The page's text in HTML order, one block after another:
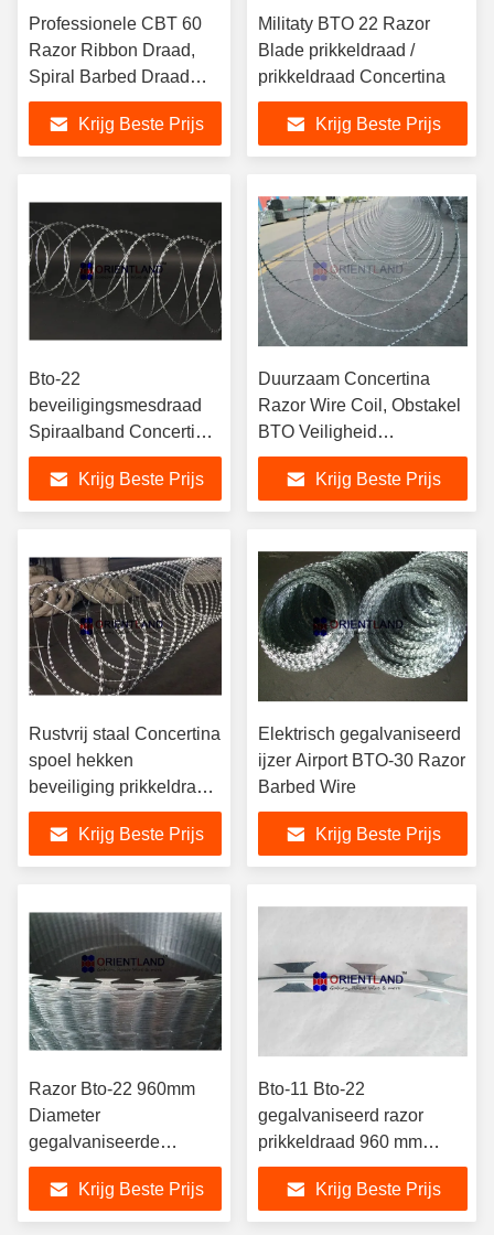
Professionele CBT 60
Razor Ribbon Draad,
Spiral Barbed Draad
hek Gratis Proef
Krijg Beste Prijs
Militaty BTO 22 Razor
Blade prikkeldraad /
prikkeldraad Concertina
Krijg Beste Prijs
Bto-22
beveiligingsmesdraad
Spiraalband Concertina
warm gedompeld
Krijg Beste Prijs
Duurzaam Concertina
Razor Wire Coil, Obstakel
BTO Veiligheid
prikkeldraad hek
Krijg Beste Prijs
Rustvrij staal Concertina
spoel hekken
beveiliging prikkeldraad
54-56lussen
Krijg Beste Prijs
Elektrisch gegalvaniseerd
ijzer Airport BTO-30 Razor
Barbed Wire
Krijg Beste Prijs
Razor Bto-22 960mm
Diameter
gegalvaniseerde
prikkeldraad /
Constantino Razor Wire
Krijg Beste Prijs
Bto-11 Bto-22
gegalvaniseerd razor
prikkeldraad 960 mm
Diameter Militaty
Krijg Beste Prijs